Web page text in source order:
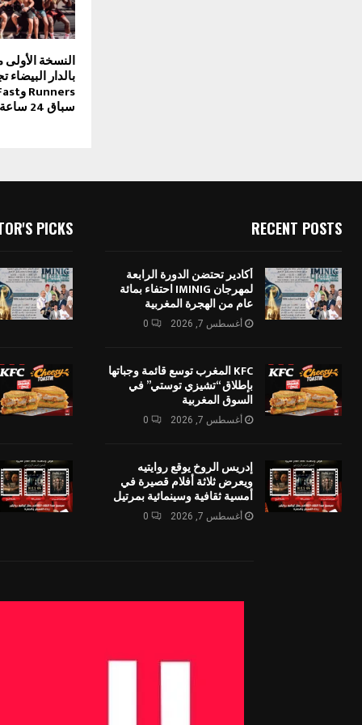
سباق 24 ساعة استثنائي
RECENT POSTS
أكادير تحتضن الدورة الرابعة
لمهرجان IMINIG احتفاء بمائة
عام من الهجرة المغربية
أغسطس 7, 2026 0
KFC المغرب توسع قائمة وجباتها
بإطلاق “تشيزي توستي” في
السوق المغربية
أغسطس 7, 2026 0
إدريس الروخ يوقع روايتيه
ويعرض ثلاثة أفلام قصيرة في
أمسية ثقافية وسينمائية بمرتيل
أغسطس 7, 2026 0
PICKS